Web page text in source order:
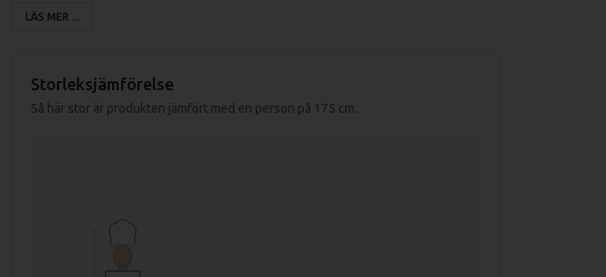
Enkelt att rengöra kondensorn.
Dörrlisten går att ta bort för rengöring och är lätt att byta själv om den skulle vara skadad.
Temp område: +2 till +8 grader
LÄS MER ...
Storleksjämförelse
Så här stor är produkten jämfört med en person på 175 cm.